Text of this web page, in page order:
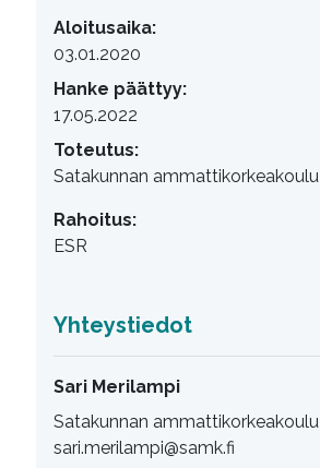
Aloitusaika:
03.01.2020
Hanke päättyy:
17.05.2022
Toteutus:
Satakunnan ammattikorkeakoulu
Rahoitus:
ESR
Yhteystiedot
Sari Merilampi
Satakunnan ammattikorkeakoulu
sari.merilampi@samk.fi